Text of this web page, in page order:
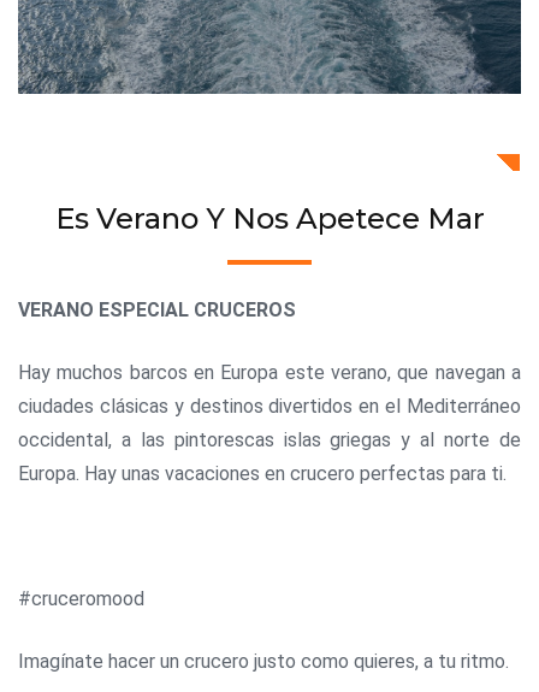
Es Verano Y Nos Apetece Mar
VERANO ESPECIAL CRUCEROS
Hay muchos barcos en Europa este verano, que navegan a
ciudades clásicas y destinos divertidos en el Mediterráneo
occidental, a las pintorescas islas griegas y al norte de
Europa. Hay unas vacaciones en crucero perfectas para ti.
#cruceromood
Imagínate hacer un crucero justo como quieres, a tu ritmo.